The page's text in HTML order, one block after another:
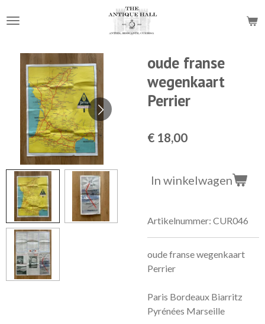
direct
hoofdinhoud
oude franse
wegenkaart
Perrier
€ 18,00
In winkelwagen
Artikelnummer: CUR046
oude franse wegenkaart
Perrier
Paris Bordeaux Biarritz
Pyrénées Marseille